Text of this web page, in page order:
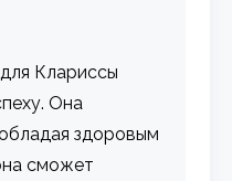
Клариссы
Она
здоровым
сможет